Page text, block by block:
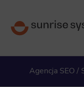
Agencja SEO /